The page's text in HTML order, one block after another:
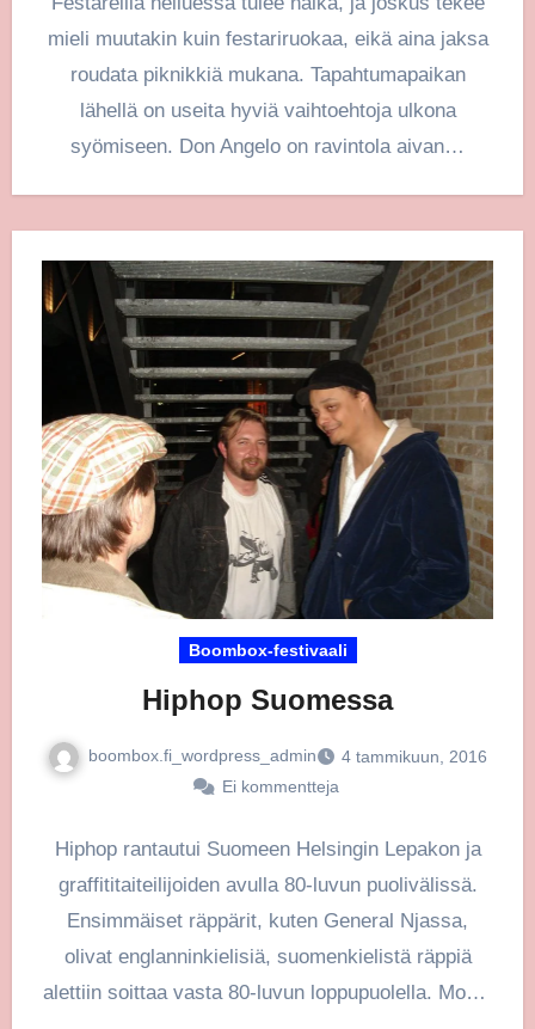
mieli muutakin kuin festariruokaa, eikä aina jaksa
roudata piknikkiä mukana. Tapahtumapaikan
lähellä on useita hyviä vaihtoehtoja ulkona
syömiseen. Don Angelo on ravintola aivan…
Boombox-festivaali
Hiphop Suomessa
boombox.fi_wordpress_admin
4 tammikuun, 2016
Ei kommentteja
Hiphop rantautui Suomeen Helsingin Lepakon ja
graffititaiteilijoiden avulla 80-luvun puolivälissä.
Ensimmäiset räppärit, kuten General Njassa,
olivat englanninkielisiä, suomenkielistä räppiä
alettiin soittaa vasta 80-luvun loppupuolella. Monet